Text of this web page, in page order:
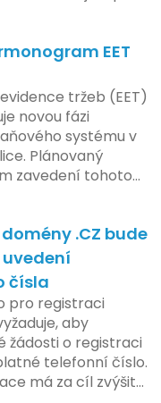
účetními
EET
tržeb (EET)
novou fázi
systému v
Plánovaný
zavedení tohoto
technické
změn,
být předloženy do
Očekává se,
adaptaci
podpory pro
všechny
by měly
k testování v rámci
.CZ bude
čísla
pro registraci
aby
žádosti o registraci
telefonní číslo.
má za cíl zvýšit